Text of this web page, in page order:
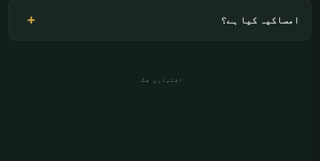
امساکیہ کیا ہے؟
اشتہاری جگہ